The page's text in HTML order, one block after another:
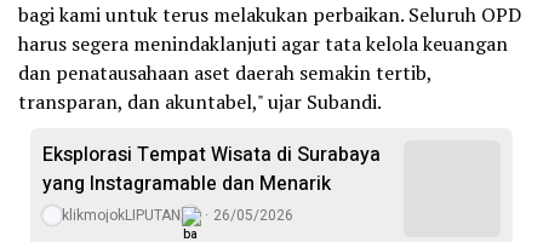
bagi kami untuk terus melakukan perbaikan. Seluruh OPD
harus segera menindaklanjuti agar tata kelola keuangan
dan penatausahaan aset daerah semakin tertib,
transparan, dan akuntabel," ujar Subandi.
Eksplorasi Tempat Wisata di Surabaya
yang Instagramable dan Menarik
klikmojokLIPUTAN 26/05/2026